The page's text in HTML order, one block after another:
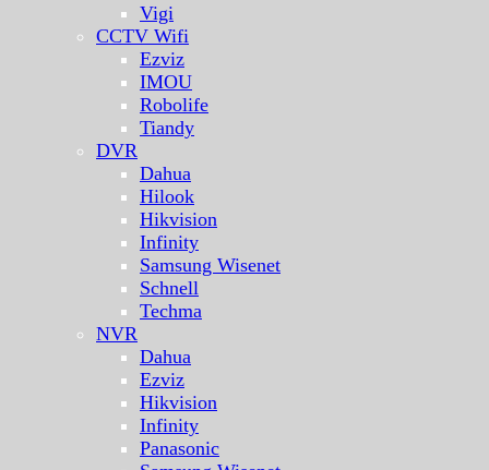
Vigi
CCTV Wifi
Ezviz
IMOU
Robolife
Tiandy
DVR
Dahua
Hilook
Hikvision
Infinity
Samsung Wisenet
Schnell
Techma
NVR
Dahua
Ezviz
Hikvision
Infinity
Panasonic